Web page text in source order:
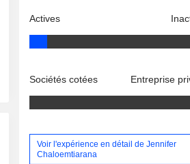
Actives
Sociétés cotées Entreprise
Voir l'expérience en détail de Jennifer
Chaloemtiarana